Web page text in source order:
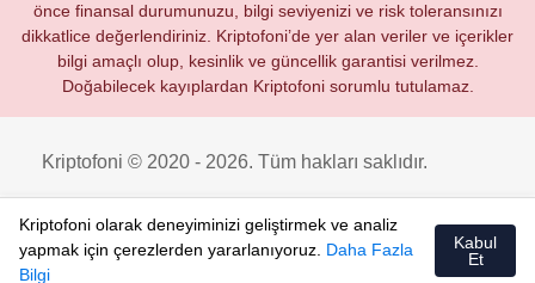
önce finansal durumunuzu, bilgi seviyenizi ve risk toleransınızı
dikkatlice değerlendiriniz. Kriptofoni’de yer alan veriler ve içerikler
bilgi amaçlı olup, kesinlik ve güncellik garantisi verilmez.
Doğabilecek kayıplardan Kriptofoni sorumlu tutulamaz.
Kriptofoni © 2020 - 2026. Tüm hakları saklıdır.
Kriptofoni olarak deneyiminizi geliştirmek ve analiz
yapmak için çerezlerden yararlanıyoruz. Daha Fazla
Bilgi
Kabul
Et